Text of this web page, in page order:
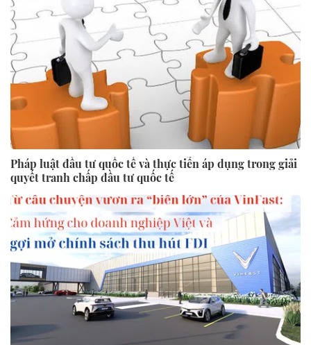
Pháp luật đầu tư quốc tế và thực tiễn áp dụng trong giải
quyết tranh chấp đầu tư quốc tế